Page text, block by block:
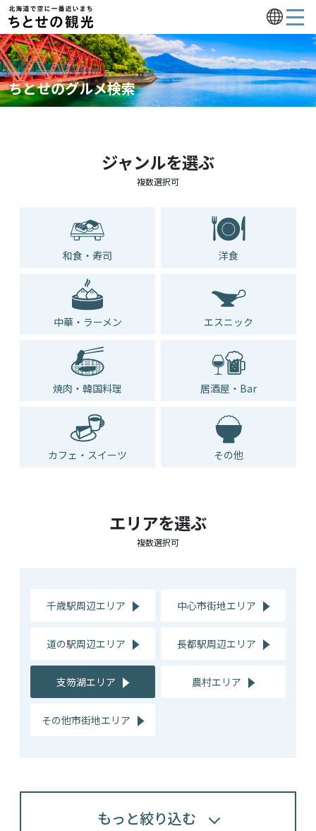
ちとせのグルメ検索
ジャンルを選ぶ
複数選択可
和食・寿司 洋食
中華・ラーメン エスニック
焼肉・韓国料理 居酒屋・Bar
カフェ・スイーツ その他
エリアを選ぶ
複数選択可
千歳駅周辺エリア 中心市街地エリア
道の駅周辺エリア 長都駅周辺エリア
支笏湖エリア 農村エリア
その他市街地エリア
もっと絞り込む